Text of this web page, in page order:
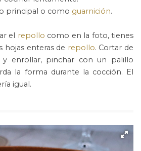
principal o como guarnición.
el repollo como en la foto, tienes
hojas enteras de repollo. Cortar de
y enrollar, pinchar con un palillo
la forma durante la cocción. El
igual.